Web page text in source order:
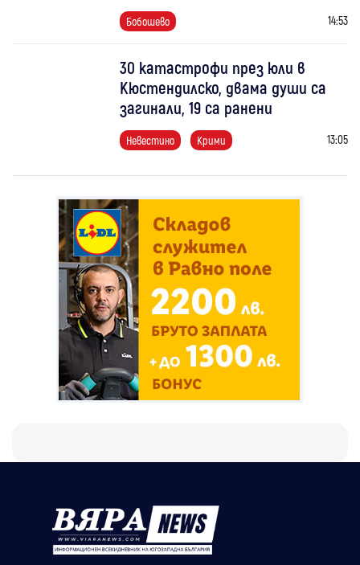
Бобошево 14:53
30 катастрофи през юли в
Кюстендилско, двама души са
загинали, 19 са ранени
Невестино Крими 13:05